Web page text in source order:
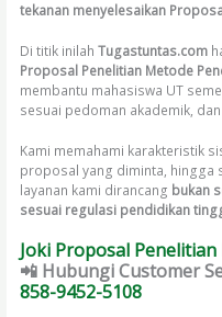
tekanan menyelesaikan
Di titik inilahTugastuntas.com
Proposal Penelitian Metode
membantu mahasiswa UT
sesuai pedoman akademik, dan
Kami memahami karakteristik
proposal yang diminta, hingga
layanan kami dirancang bukan
sesuai regulasi pendidikan
Joki Proposal
📲 Hubungi Customer
858-9452-5108